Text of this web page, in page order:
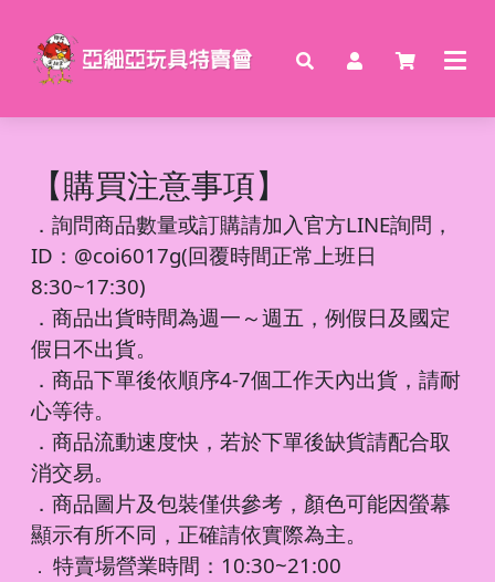
【購買注意事項】
． 詢問商品數量或訂購請加入官方LINE詢問，
ID：@coi6017g(回覆時間正常上班日
8:30~17:30)
．商品出貨時間為週一～週五，例假日及國定
假日不出貨。
．商品下單後依順序4-7個工作天內出貨，請耐
心等待。
．商品流動速度快，若於下單後缺貨請配合取
消交易。
．商品圖片及包裝僅供參考，顏色可能因螢幕
顯示有所不同，正確請依實際為主。
． 特賣場營業時間：10:30~21:00